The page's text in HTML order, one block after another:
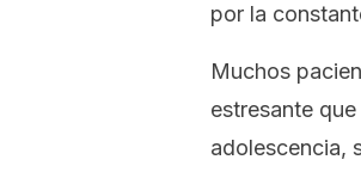
por la
Muchos
estresante
adolescencia,